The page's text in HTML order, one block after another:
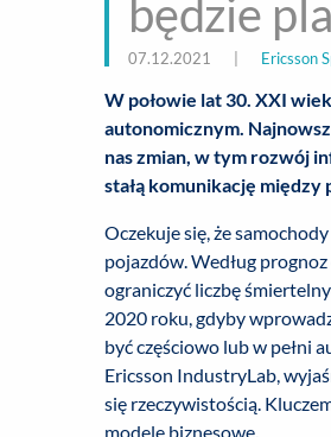
będzie
07.12.2021 Ericsson
W połowie lat 30. XXI
autonomicznym.
nas zmian, w tym rozwój
stałą komunikację
Oczekuje się, że
pojazdów. Według
ograniczyć liczbę
2020 roku, gdyby
być częściowo lub w pełni
Ericsson IndustryLab,
się rzeczywistością.
modele biznesowe.